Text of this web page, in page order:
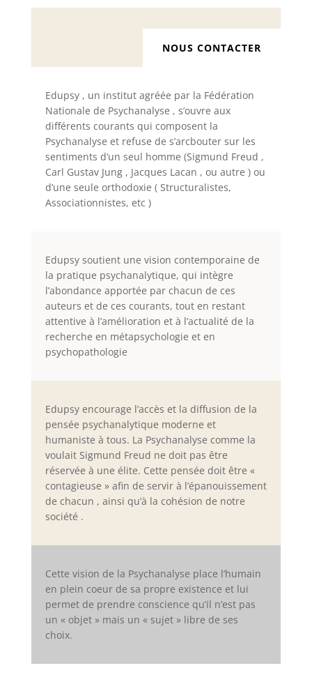
NOUS CONTACTER
Edupsy , un institut agréée par la Fédération
Nationale de Psychanalyse , s’ouvre aux
différents courants qui composent la
Psychanalyse et refuse de s’arcbouter sur les
sentiments d’un seul homme (Sigmund Freud ,
Carl Gustav Jung , Jacques Lacan , ou autre ) ou
d’une seule orthodoxie ( Structuralistes,
Associationnistes, etc )
Edupsy soutient une vision contemporaine de
la pratique psychanalytique, qui intègre
l’abondance apportée par chacun de ces
auteurs et de ces courants, tout en restant
attentive à l’amélioration et à l’actualité de la
recherche en métapsychologie et en
psychopathologie
Edupsy encourage l’accès et la diffusion de la
pensée psychanalytique moderne et
humaniste à tous. La Psychanalyse comme la
voulait Sigmund Freud ne doit pas être
réservée à une élite. Cette pensée doit être «
contagieuse » afin de servir à l’épanouissement
de chacun , ainsi qu’à la cohésion de notre
société .
Cette vision de la Psychanalyse place l’humain
en plein coeur de sa propre existence et lui
permet de prendre conscience qu’il n’est pas
un « objet » mais un « sujet » libre de ses
choix.